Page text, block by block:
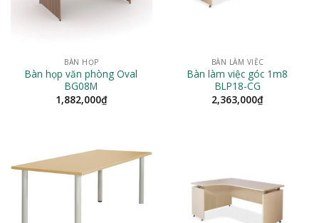
BÀN HỌP
Bàn họp văn phòng Oval
BG08M
1,882,000₫
BÀN LÀM VIỆC
Bàn làm việc góc 1m8
BLP18-CG
2,363,000₫